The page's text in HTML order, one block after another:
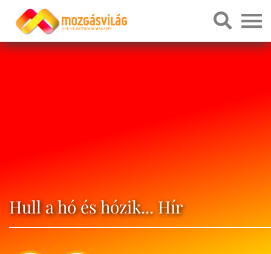
Hull a hó és hózik... Hír